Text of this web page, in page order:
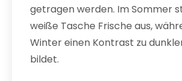
getragen werden. Im Sommer
weiße Tasche Frische aus,
Winter einen Kontrast zu
bildet.